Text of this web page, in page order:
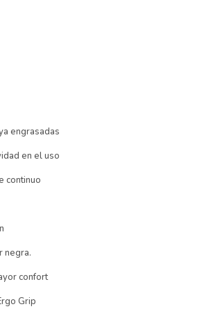
engrasadas
en el uso
continuo
negra.
confort
Grip